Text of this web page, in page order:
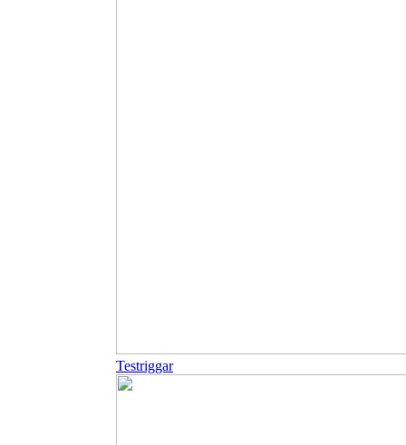
Testriggar